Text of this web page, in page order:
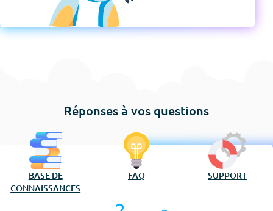
Réponses à vos questions
BASE DE
CONNAISSANCES
FAQ SUPPORT